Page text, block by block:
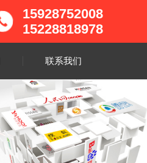
15928752008
15228818978
联系我们